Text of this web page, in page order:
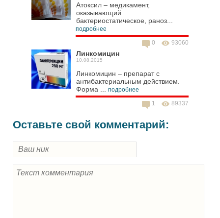
Атоксил – медикамент,
оказывающий
бактериостатическое, раноз...
подробнее
93060
0
Линкомицин
10.08.2015
Линкомицин – препарат с
антибактериальным действием.
Форма ... подробнее
89337
1
Оставьте свой комментарий: